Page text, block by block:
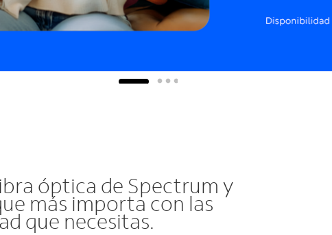
óptica de Spectrum y
más importa con las
que necesitas.